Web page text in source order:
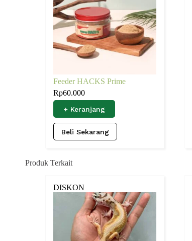
Feeder HACKS Prime
Rp60.000
+ Keranjang
Beli Sekarang
Produk Terkait
DISKON